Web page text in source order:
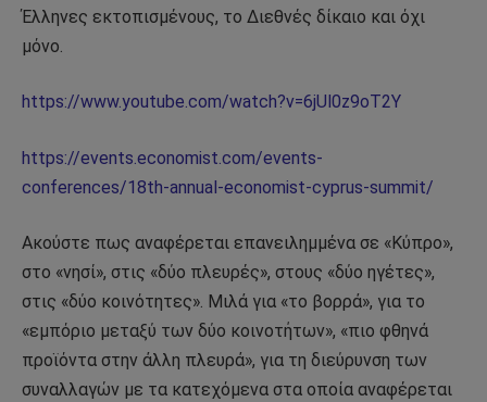
Έλληνες εκτοπισμένους, το Διεθνές δίκαιο και όχι
μόνο.
https://www.youtube.com/watch?v=6jUl0z9oT2Y
https://events.economist.com/events-
conferences/18th-annual-economist-cyprus-summit/
Ακούστε πως αναφέρεται επανειλημμένα σε «Κύπρο»,
στο «νησί», στις «δύο πλευρές», στους «δύο ηγέτες»,
στις «δύο κοινότητες». Μιλά για «το βορρά», για το
«εμπόριο μεταξύ των δύο κοινοτήτων», «πιο φθηνά
προϊόντα στην άλλη πλευρά», για τη διεύρυνση των
συναλλαγών με τα κατεχόμενα στα οποία αναφέρεται